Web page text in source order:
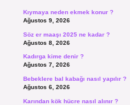
Kıymaya neden ekmek konur ?
Ağustos 9, 2026
Söz er maaşı 2025 ne kadar ?
Ağustos 8, 2026
Kadırga kime denir ?
Ağustos 7, 2026
Bebeklere bal kabağı nasıl yapılır ?
Ağustos 6, 2026
Karından kök hücre nasıl alınır ?